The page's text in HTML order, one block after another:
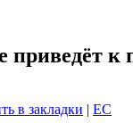
приведёт к
в закладки | EC